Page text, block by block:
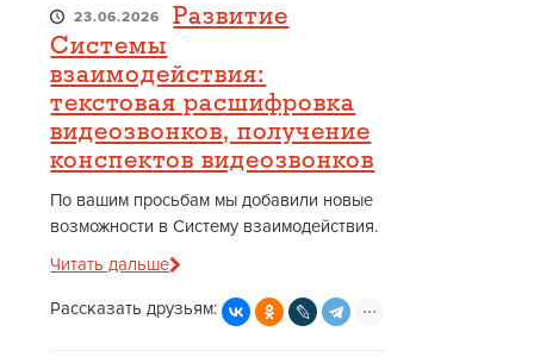
23.06.2026
Развитие
Системы
взаимодействия:
текстовая расшифровка
видеозвонков, получение
конспектов видеозвонков
По вашим просьбам мы добавили новые
возможности в Систему взаимодействия.
Читать дальше
Рассказать друзьям: